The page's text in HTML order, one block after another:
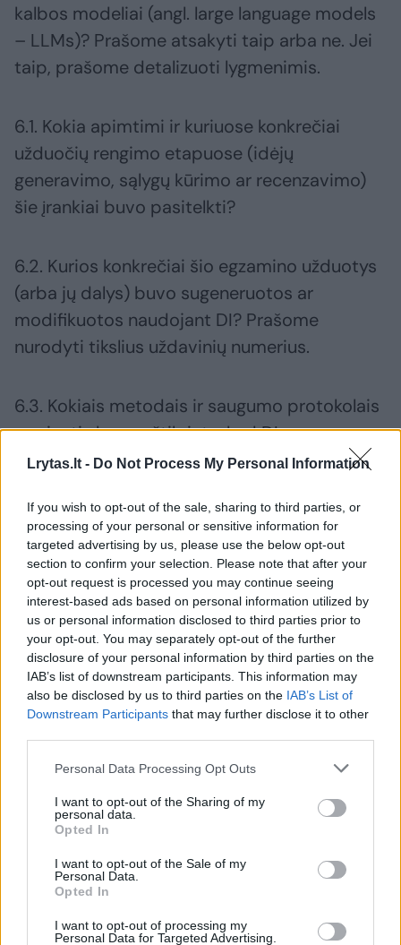
Lrytas.lt - Do Not Process My Personal Information
If you wish to opt-out of the sale, sharing to third parties, or
processing of your personal or sensitive information for
targeted advertising by us, please use the below opt-out
section to confirm your selection. Please note that after your
opt-out request is processed you may continue seeing
interest-based ads based on personal information utilized by
us or personal information disclosed to third parties prior to
your opt-out. You may separately opt-out of the further
disclosure of your personal information by third parties on the
IAB’s list of downstream participants. This information may
also be disclosed by us to third parties on the IAB’s List of
Downstream Participants that may further disclose it to other
Personal Data Processing Opt Outs
I want to opt-out of the Sharing of my
personal data.
Opted In
I want to opt-out of the Sale of my
Personal Data.
Opted In
I want to opt-out of processing my
Personal Data for Targeted Advertising.
kalbos modeliai (angl. large language models
– LLMs)? Prašome atsakyti taip arba ne. Jei
taip, prašome detalizuoti lygmenimis.
6.1. Kokia apimtimi ir kuriuose konkrečiai
užduočių rengimo etapuose (idėjų
generavimo, sąlygų kūrimo ar recenzavimo)
šie įrankiai buvo pasitelkti?
6.2. Kurios konkrečiai šio egzamino užduotys
(arba jų dalys) buvo sugeneruotos ar
modifikuotos naudojant DI? Prašome
nurodyti tikslius uždavinių numerius.
6.3. Kokiais metodais ir saugumo protokolais
remiantis buvo užtikrinta, kad DI
sugeneruotos užduotys neįveltų loginių bei
programos rėmų?
6.4. Dėl kokių priežasčių šis naudojimo faktas
nebuvo oficialiai deklaruotas egzamino
specifikacijose ar užduoties sąsiuvinyje ir
kaip tai dera su viešojo sektoriaus skaidrumo
principais?
„Laukiame oficialaus, argumentuoto ir
teisiškai įpareigojančio institucijos atsakymo
į kiekvieną pateiktą klausimą per teisės
aktuose numatytą terminą. Atsakymą
peticijoje.
Apie tai, kaip abiturientams sekėsi laikyti